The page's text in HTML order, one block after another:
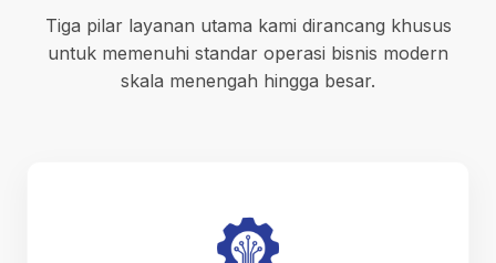
Tiga pilar layanan utama kami dirancang khusus
untuk memenuhi standar operasi bisnis modern
skala menengah hingga besar.